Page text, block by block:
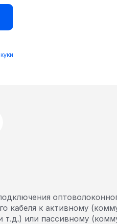
кабеля к активному
т.д.) или пассивному